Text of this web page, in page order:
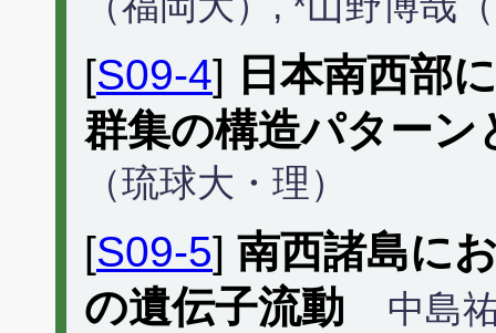
[S09-4] 日本南西部
群集の構造パターン
（琉球大・理）
[S09-5] 南西諸島に
の遺伝子流動
中島